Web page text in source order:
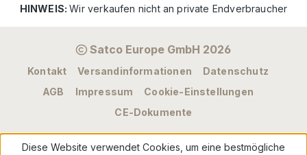
HINWEIS:Wir verkaufen nicht an private Endverbraucher
Satco Europe GmbH 2026
Kontakt Versandinformationen
Datenschutz
AGB
Impressum
Cookie-Einstellungen
CE-Dokumente
Diese Website verwendet Cookies, um eine bestmögliche